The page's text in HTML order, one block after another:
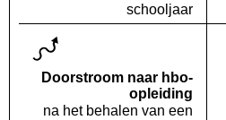
schooljaar
Doorstroom naar hbo-
opleiding
na het behalen van een